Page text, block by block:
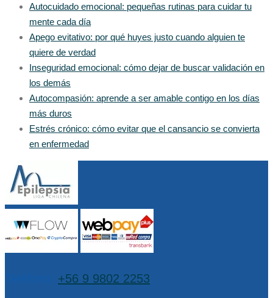
Autocuidado emocional: pequeñas rutinas para cuidar tu
mente cada día
Apego evitativo: por qué huyes justo cuando alguien te
quiere de verdad
Inseguridad emocional: cómo dejar de buscar validación en
los demás
Autocompasión: aprende a ser amable contigo en los días
más duros
Estrés crónico: cómo evitar que el cansancio se convierta
en enfermedad
+56 9 9802 2253